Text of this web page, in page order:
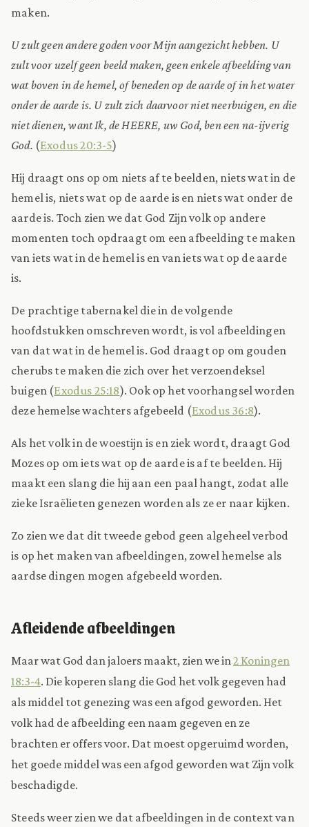
maken.
U zult geen andere goden voor Mijn aangezicht hebben. U
zult voor uzelf geen beeld maken, geen enkele afbeelding van
wat boven in de hemel, of beneden op de aarde of in het water
onder de aarde is. U zult zich daarvoor niet neerbuigen, en die
niet dienen, want Ik, de HEERE, uw God, ben een na-ijverig
God. (Exodus 20:3-5)
Hij draagt ons op om niets af te beelden, niets wat in de
hemel is, niets wat op de aarde is en niets wat onder de
aarde is. Toch zien we dat God Zijn volk op andere
momenten toch opdraagt om een afbeelding te maken
van iets wat in de hemel is en van iets wat op de aarde
is.
De prachtige tabernakel die in de volgende
hoofdstukken omschreven wordt, is vol afbeeldingen
van dat wat in de hemel is. God draagt op om gouden
cherubs te maken die zich over het verzoendeksel
buigen (Exodus 25:18). Ook op het voorhangsel worden
deze hemelse wachters afgebeeld (Exodus 36:8).
Als het volk in de woestijn is en ziek wordt, draagt God
Mozes op om iets wat op de aarde is af te beelden. Hij
maakt een slang die hij aan een paal hangt, zodat alle
zieke Israëlieten genezen worden als ze er naar kijken.
Zo zien we dat dit tweede gebod geen algeheel verbod
is op het maken van afbeeldingen, zowel hemelse als
aardse dingen mogen afgebeeld worden.
Afleidende afbeeldingen
Maar wat God dan jaloers maakt, zien we in 2 Koningen
18:3-4. Die koperen slang die God het volk gegeven had
als middel tot genezing was een afgod geworden. Het
volk had de afbeelding een naam gegeven en ze
brachten er offers voor. Dat moest opgeruimd worden,
het goede middel was een afgod geworden wat Zijn volk
beschadigde.
Steeds weer zien we dat afbeeldingen in de context van